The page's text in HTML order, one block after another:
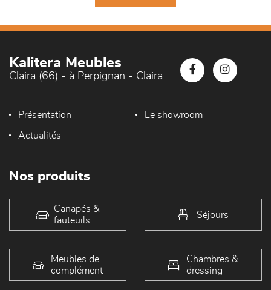
Kalitera Meubles
Claira (66) - à Perpignan - Claira
Présentation Le showroom
Actualités
Nos produits
Canapés &
fauteuils
Séjours
Meubles de
complément
Chambres &
dressing